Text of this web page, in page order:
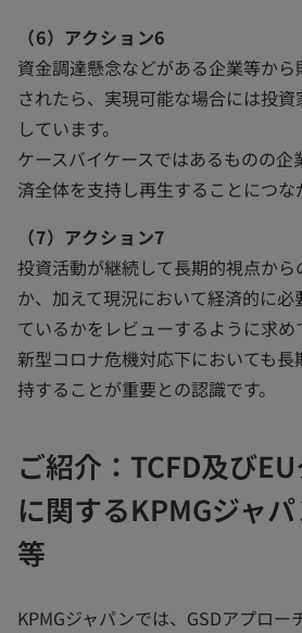
（6）アクション6
資金調達懸念などがある企業等か
されたら、実現可能な場合には投
しています。
ケースバイケースではあるものの
済全体を支持し再生することにつな
（7）アクション7
投資活動が継続して長期的視点から
か、加えて現況において経済的に
ているかをレビューするように求め
新型コロナ危機対応下においても
持することが重要との認識です。
ご紹介：TCFD及び
に関するKPMGジャ
等
KPMGジャパンでは、GSDアプロー